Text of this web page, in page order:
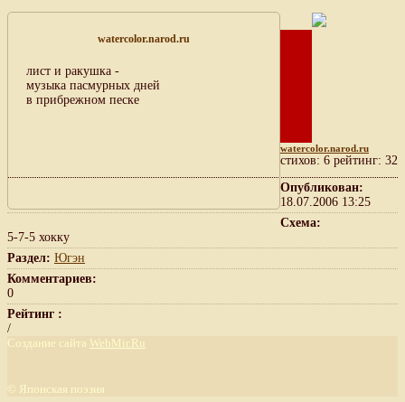
watercolor.narod.ru
лист и ракушка -
музыка пасмурных дней
в прибрежном песке
watercolor.narod.ru
cтихов: 6 рейтинг: 32
Опубликован:
18.07.2006 13:25
Схема:
5-7-5 хокку
Раздел: Югэн
Комментариев:
0
Рейтинг :
/
Создание сайта WebMir.Ru
Японская поэзия